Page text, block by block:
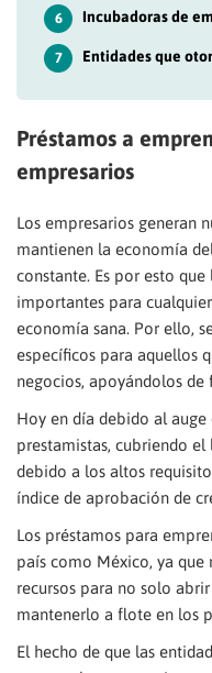
6 Incubadoras de
7 Entidades que
Préstamos a
empresarios
Los empresarios generan
mantienen la economía
constante. Es por esto
importantes para
economía sana. Por ello,
específicos para aquellos
negocios, apoyándolos de
Hoy en día debido al auge
prestamistas, cubriendo el
debido a los altos
índice de aprobación de
Los préstamos para
país como México, ya que
recursos para no solo
mantenerlo a flote en los
El hecho de que las